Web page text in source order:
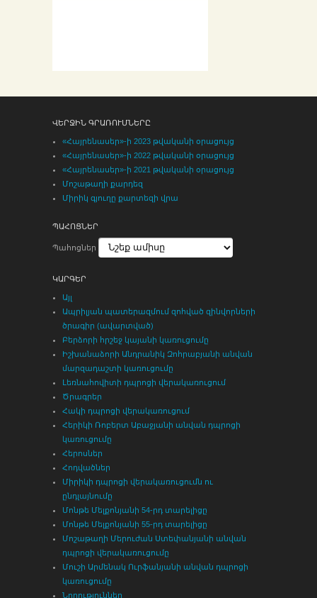
ՎԵՐՋԻՆ ԳՐԱՌՈՒՄՆԵՐԸ
«Հայրենասեր»-ի 2023 թվականի օրացույց
«Հայրենասեր»-ի 2022 թվականի օրացույց
«Հայրենասեր»-ի 2021 թվականի օրացույց
Մոշաթաղի քարդեզ
Միրիկ գյուղը քարտեզի վրա
ՊԱՀՈՑՆԵՐ
Պահոցներ
ԿԱՐԳԵՐ
Այլ
Ապրիլյան պատերազմում զոհված զինվորների
ծրագիր (ավարտված)
Բերձորի հրշեջ կայանի կառուցումը
Իշխանաձորի Անդրանիկ Զոհրաբյանի անվան
մարզադաշտի կառուցումը
Լեռնահովիտի դպրոցի վերակառուցում
Ծրագրեր
Հակի դպրոցի վերակառուցում
Հերիկի Ռոբերտ Աբաջյանի անվան դպրոցի
կառուցումը
Հերոսներ
Հոդվածներ
Միրիկի դպրոցի վերակառուցումն ու
ընդլայնումը
Մոնթե Մելքոնյանի 54-րդ տարելիցը
Մոնթե Մելքոնյանի 55-րդ տարելիցը
Մոշաթաղի Մերուժան Ստեփանյանի անվան
դպրոցի վերակառուցումը
Մուշի Արմենակ Ուրֆանյանի անվան դպրոցի
կառուցումը
Նորություններ